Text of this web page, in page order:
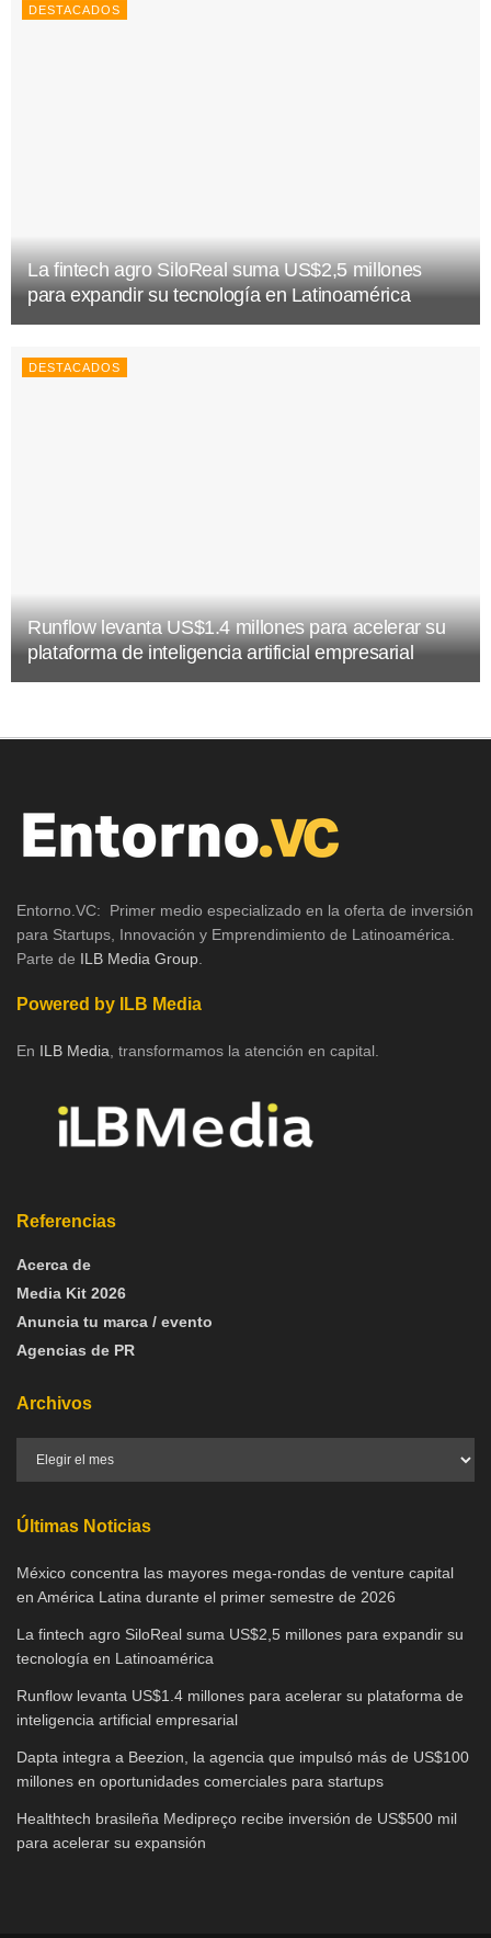
DESTACADOS
La fintech agro SiloReal suma US$2,5 millones
para expandir su tecnología en Latinoamérica
DESTACADOS
Runflow levanta US$1.4 millones para acelerar su
plataforma de inteligencia artificial empresarial
Entorno.VC: Primer medio especializado en la oferta de inversión
para Startups, Innovación y Emprendimiento de Latinoamérica.
Parte de ILB Media Group
Powered by ILB Media
En ILB Media , transformamos la atención en capital.
Referencias
Acerca de
Media Kit 2026
Anuncia tu marca / evento
Agencias de PR
Archivos
Últimas Noticias
México concentra las mayores mega-rondas de venture capital
en América Latina durante el primer semestre de 2026
La fintech agro SiloReal suma US$2,5 millones para expandir su
tecnología en Latinoamérica
Runflow levanta US$1.4 millones para acelerar su plataforma de
inteligencia artificial empresarial
Dapta integra a Beezion, la agencia que impulsó más de US$100
millones en oportunidades comerciales para startups
Healthtech brasileña Medipreço recibe inversión de US$500 mil
para acelerar su expansión